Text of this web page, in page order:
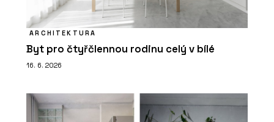
ARCHITEKTURA
Byt pro čtyřčlennou rodinu celý v bílé
16. 6. 2026